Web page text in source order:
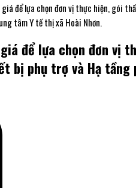
để lựa chọn đơn vị thực hiện, gói
tâm Y tế thị xã Hoài Nhơn.
để lựa chọn đơn
bị phụ trợ và Hạ